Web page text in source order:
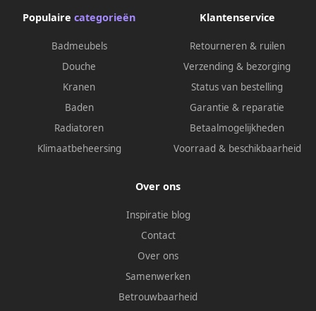
Populaire categorieën
Badmeubels
Douche
Kranen
Baden
Radiatoren
Klimaatbeheersing
Klantenservice
Retourneren & ruilen
Verzending & bezorging
Status van bestelling
Garantie & reparatie
Betaalmogelijkheden
Voorraad & beschikbaarheid
Over ons
Inspiratie blog
Contact
Over ons
Samenwerken
Betrouwbaarheid